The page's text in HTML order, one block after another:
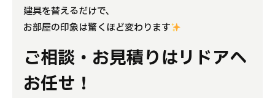
建具を替えるだけで、
お部屋の印象は驚くほど変わります
ご相談・お見積りはリドアへ
お任せ！